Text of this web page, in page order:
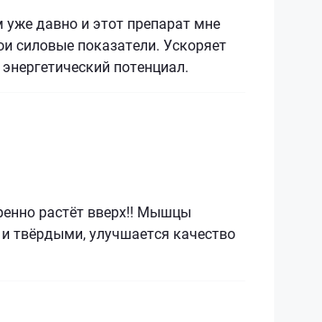
давно и этот препарат мне
силовые показатели. Ускоряет
потенциал.
растёт вверх!! Мышцы
твёрдыми, улучшается качество